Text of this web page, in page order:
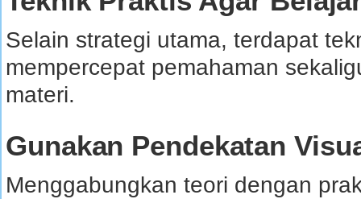
Selain strategi utama, terdapat
mempercepat pemahaman
materi.
Gunakan Pendekatan
Menggabungkan teori dengan